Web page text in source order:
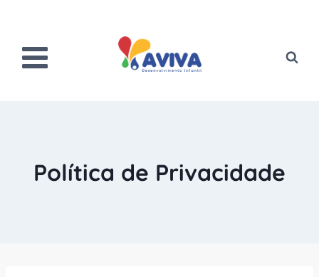
Conteúdo
Política de Privacidade